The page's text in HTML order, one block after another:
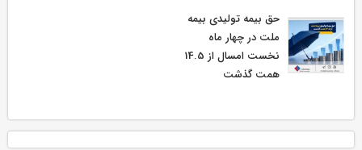
حق بیمه تولیدی بیمه
ملت در چهار ماه
نخست امسال از 14.5
همت گذشت